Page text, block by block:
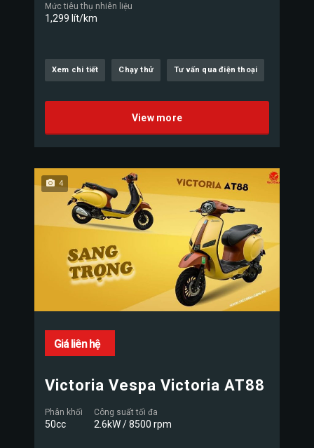
Mức tiêu thụ nhiên liệu
1,299 lít/km
Xem chi tiết Chạy thử Tư vấn qua điện thoại
View more
4
Giá liên hệ
Victoria Vespa Victoria AT88
Phân khối
50cc
Công suất tối đa
2.6kW / 8500 rpm